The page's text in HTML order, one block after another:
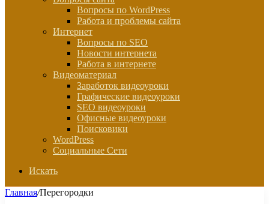
Вопросы по WordPress
Работа и проблемы сайта
Интернет
Вопросы по SEO
Новости интернета
Работа в интернете
Видеоматериал
Заработок видеоуроки
Графические видеоуроки
SEO видеоуроки
Офисные видеоуроки
Поисковики
WordPress
Социальные Сети
Искать
Главная/Перегородки